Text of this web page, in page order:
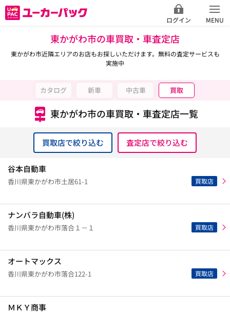
ログイン MENU
東かがわ市の車買取・車査定店
東かがわ市近隣エリアのお店もお探しいただけます。無料の査定サービスも
実施中
カタログ 新車 中古車 買取
東かがわ市の車買取・車査定店一覧
買取店で絞り込む 査定店で絞り込む
買取店
谷本自動車
香川県東かがわ市土居61-1
買取店
ナンバラ自動車(株)
香川県東かがわ市落合１－１
買取店
オートマックス
香川県東かがわ市落合122-1
ＭＫＹ商事